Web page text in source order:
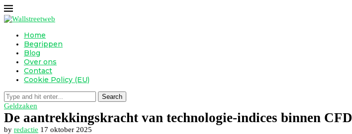
Home
Begrippen
Blog
Over ons
Contact
Cookie Policy (EU)
Search
Geldzaken
De aantrekkingskracht van technologie-indices binnen
by redactie 17 oktober 2025